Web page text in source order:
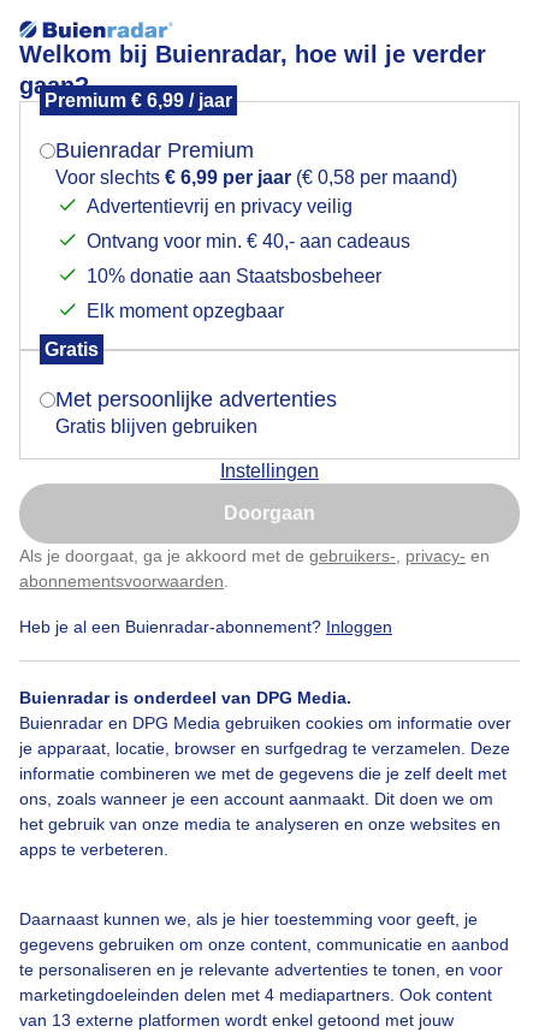
Welkom bij Buienradar, hoe wil je verder
gaan?
Premium € 6,99 / jaar
Buienradar Premium
Voor slechts € 6,99 per jaar (€ 0,58 per maand)
Advertentievrij en privacy veilig
Ontvang voor min. € 40,- aan cadeaus
10% donatie aan Staatsbosbeheer
Elk moment opzegbaar
Gratis
Met persoonlijke advertenties
Gratis blijven gebruiken
Instellingen
Doorgaan
Als je doorgaat, ga je akkoord met de gebruikers- privacy- en
abonnementsvoorwaarden
Heb je al een Buienradar-abonnement? Inloggen
Buienradar is onderdeel van DPG Media.
Buienradar en DPG Media gebruiken cookies om informatie over
je apparaat, locatie, browser en surfgedrag te verzamelen. Deze
informatie combineren we met de gegevens die je zelf deelt met
ons, zoals wanneer je een account aanmaakt. Dit doen we om
het gebruik van onze media te analyseren en onze websites en
apps te verbeteren.
Daarnaast kunnen we, als je hier toestemming voor geeft, je
gegevens gebruiken om onze content, communicatie en aanbod
te personaliseren en je relevante advertenties te tonen, en voor
marketingdoeleinden delen met 4 mediapartners. Ook content
van 13 externe platformen wordt enkel getoond met jouw
Smeren, Smeren, Smeren
Door: ria brasser Gemaakt: 12-08-2024, 107x bekeken
Tropischwarmedag Smeren Hogezonkracht
Bekijk slideshow
Mogen we je locatie gebruiken voor het
Indien je hier nog geen akkoord op hebt gegeven,
verschijnt er zo een pop-up uit je browser waarin
Is goed, toon de popup
Nu niet, misschien later
Klik hierom dit aan te passen